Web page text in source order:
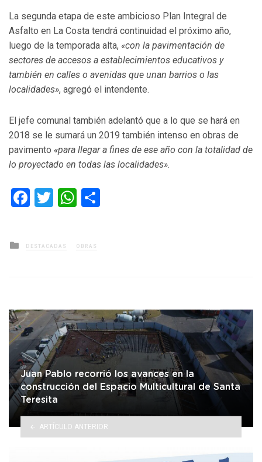
La segunda etapa de este ambicioso Plan Integral de
Asfalto en La Costa tendrá continuidad el próximo año,
luego de la temporada alta, «con la pavimentación de
sectores de accesos a establecimientos educativos y
también en calles o avenidas que unan barrios o las
localidades», agregó el intendente.
El jefe comunal también adelantó que a lo que se hará en
2018 se le sumará un 2019 también intenso en obras de
pavimento «para llegar a fines de ese año con la totalidad de
lo proyectado en todas las localidades».
Facebook
TwitterWhatsApp
Posted
in
DESTACADAS OBRAS
Juan Pablo recorrió los avances en la
construcción del Espacio Multicultural de Santa
Teresita
ARTÍCULO ANTERIOR